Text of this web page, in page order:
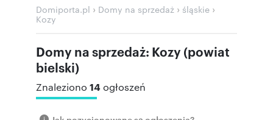
Domiporta.pl › Domy na sprzedaż › śląskie ›
Kozy
Domy na sprzedaż: Kozy (powiat
bielski)
Znaleziono 14ogłoszeń